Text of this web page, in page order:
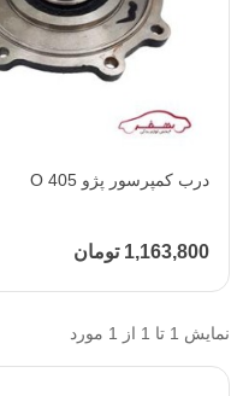
افزودن به محبوب‌هادرب کمپرسور پژو 405 O
1,163,800 تومان
نمایش 1 تا 1 از 1 مورد